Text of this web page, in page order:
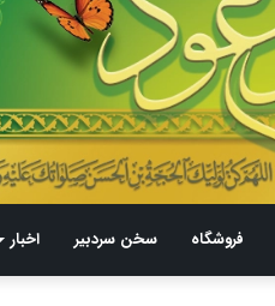
فروشگاه سخن سردبیر اخبار